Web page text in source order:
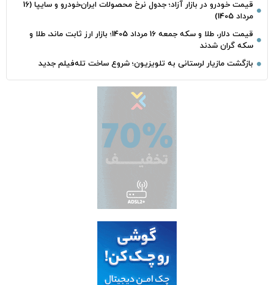
قیمت خودرو در بازار آزاد؛ جدول نرخ محصولات ایران‌خودرو و سایپا (16
مرداد 1405)
قیمت دلار، طلا و سکه جمعه 16 مرداد 1405؛ بازار ارز ثابت ماند، طلا و
سکه گران شدند
بازگشت مازیار لرستانی به تلویزیون؛ شروع ساخت تله‌فیلم جدید